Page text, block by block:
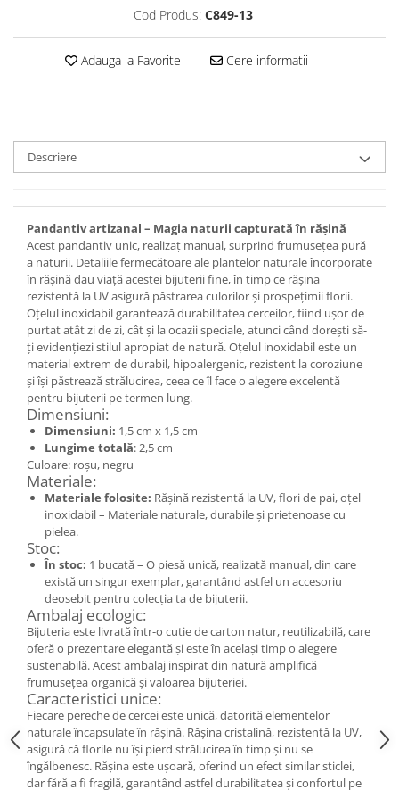
Brățară de gleznă
Brățară
Broșă
Mărgele / talisman
Accesorii păr
Bijuterii din Floarea de colț
Colier / Pandantiv
Cercei
Suport bijuterii
Bijuterii cu cristale naturale
Colier / Pandantiv
Cercei
Brățară
Set bijuterii
Bijuterii din lemn
Colier / Pandantiv
Cercei
Set bijuterii
Brățară
Bijuterii fără metal
Brățară
Bijuterii - Alte
Suport bijuterii
Semn de carte
Accesorii
Produse personalizate (mărturii)
Produse zero waste
Cod Produs: C849-13
Adauga la Favorite Cere informatii
Descriere
Pandantiv artizanal – Magia naturii capturată în rășină
Acest pandantiv unic, realizaț manual, surprind frumusețea pură
a naturii. Detaliile fermecătoare ale plantelor naturale încorporate
în rășină dau viață acestei bijuterii fine, în timp ce rășina
rezistentă la UV asigură păstrarea culorilor și prospețimii florii.
Oțelul inoxidabil garantează durabilitatea cerceilor, fiind ușor de
purtat atât zi de zi, cât și la ocazii speciale, atunci când dorești să-
ți evidențiezi stilul apropiat de natură. Oțelul inoxidabil este un
material extrem de durabil, hipoalergenic, rezistent la coroziune
și își păstrează strălucirea, ceea ce îl face o alegere excelentă
pentru bijuterii pe termen lung.
Dimensiuni:
Dimensiuni: 1,5 cm x 1,5 cm
Lungime totală: 2,5 cm
Culoare: roșu, negru
Materiale:
Materiale folosite: Rășină rezistentă la UV, flori de pai, oțel
inoxidabil – Materiale naturale, durabile și prietenoase cu
pielea.
Stoc:
În stoc: 1 bucată – O piesă unică, realizată manual, din care
există un singur exemplar, garantând astfel un accesoriu
deosebit pentru colecția ta de bijuterii.
Ambalaj ecologic:
Bijuteria este livrată într-o cutie de carton natur, reutilizabilă, care
oferă o prezentare elegantă și este în același timp o alegere
sustenabilă. Acest ambalaj inspirat din natură amplifică
frumusețea organică și valoarea bijuteriei.
Caracteristici unice:
Fiecare pereche de cercei este unică, datorită elementelor
naturale încapsulate în rășină. Rășina cristalină, rezistentă la UV,
asigură că florile nu își pierd strălucirea în timp și nu se
îngălbenesc. Rășina este ușoară, oferind un efect similar sticlei,
dar fără a fi fragilă, garantând astfel durabilitatea și confortul pe